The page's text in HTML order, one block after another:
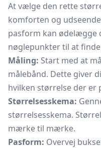
At vælge den rette
komforten og
pasform kan ødelægge
nøglepunkter til at
Måling: Start med at
målebånd. Dette giver
hvilken størrelse der er
Størrelsesskema:
størrelsesskema.
mærke til mærke.
Pasform: Overvej